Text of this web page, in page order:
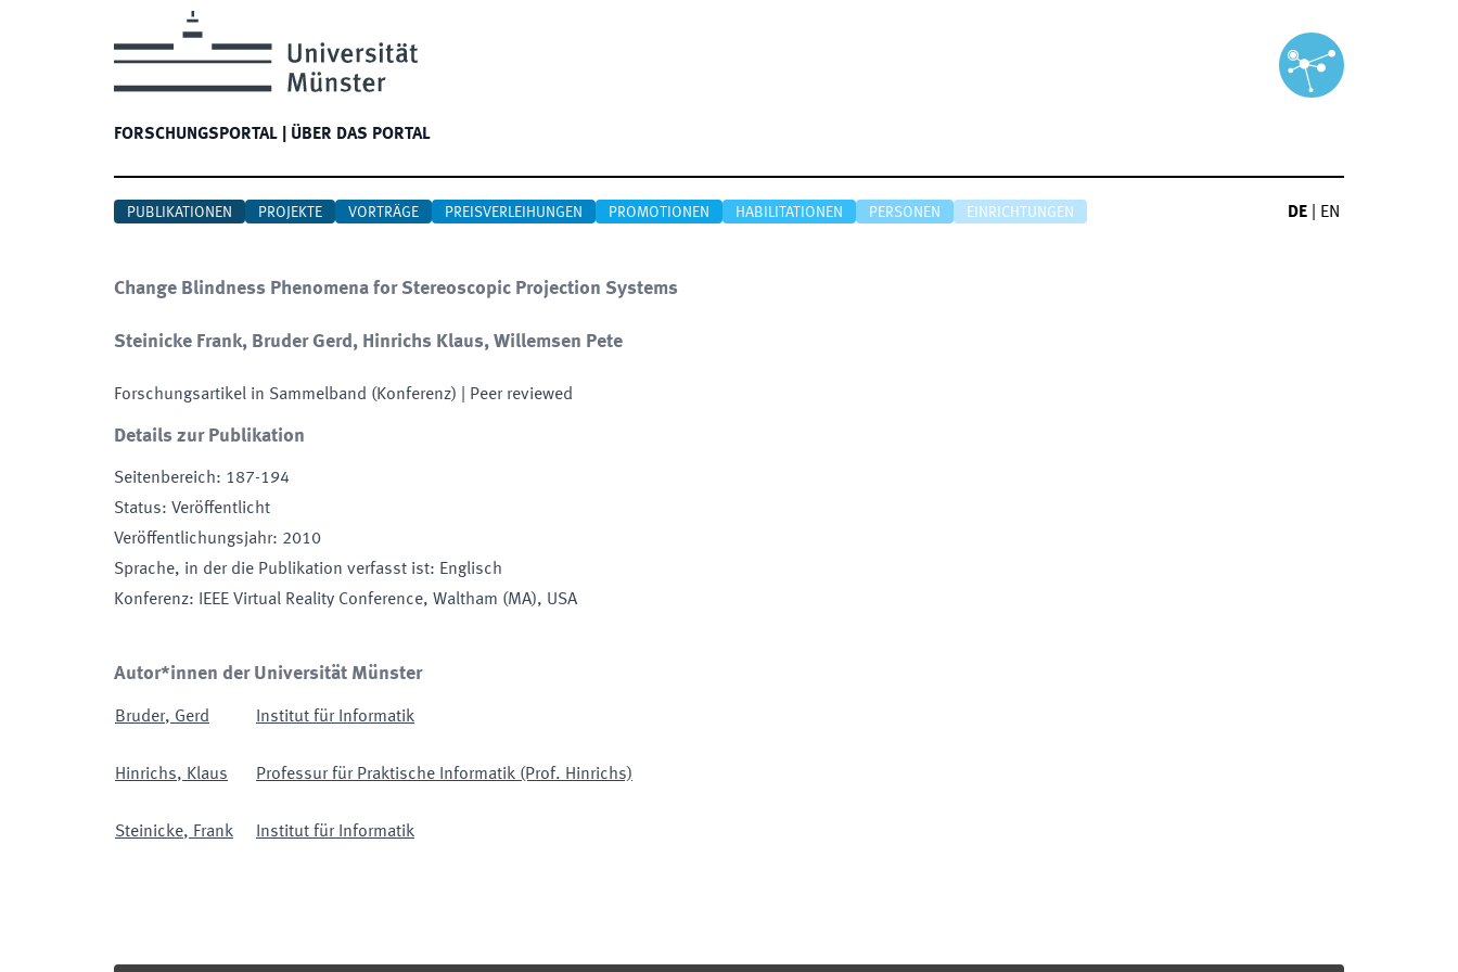
FORSCHUNGSPORTAL ÜBER DAS PORTAL
PUBLIKATIONEN PROJEKTE VORTRÄGE PREISVERLEIHUNGEN PROMOTIONEN HABILITATIONEN PERSONEN EINRICHTUNGEN DE EN
Change Blindness Phenomena for Stereoscopic Projection Systems
Steinicke Frank, Bruder Gerd, Hinrichs Klaus, Willemsen Pete
Forschungsartikel in Sammelband (Konferenz) | Peer reviewed
Details zur Publikation
Seitenbereich: 187-194
Status: Veröffentlicht
Veröffentlichungsjahr: 2010
Sprache, in der die Publikation verfasst ist: Englisch
Konferenz: IEEE Virtual Reality Conference, Waltham (MA), USA
Autor*innen der Universität Münster
Bruder, Gerd Institut für Informatik
Hinrichs, Klaus Professur für Praktische Informatik (Prof. Hinrichs)
Steinicke, Frank Institut für Informatik